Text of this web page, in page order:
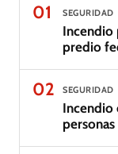
01
SEGURIDAD
Incendio
predio
02 SEGURIDAD
Incendio